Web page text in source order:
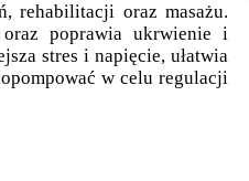
rehabilitacji oraz masażu.
poprawia ukrwienie i
stres i napięcie, ułatwia
w celu regulacji